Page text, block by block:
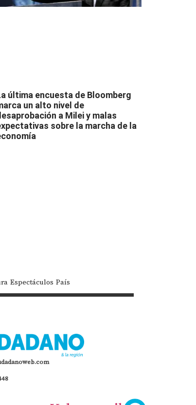
última encuesta de Bloomberg
un alto nivel de
a Milei y malas
sobre la marcha de la
Espectáculos País